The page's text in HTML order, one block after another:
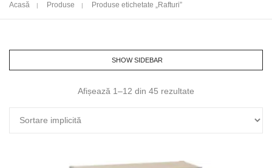
Acasă Produse Produse etichetate „Rafturi”
SHOW SIDEBAR
Afișează 1–12 din 45 rezultate